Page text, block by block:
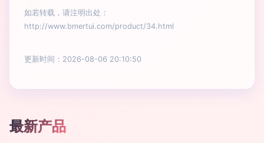
如若转载，请注明出处：
http://www.bmertui.com/product/34.html
更新时间：2026-08-06 20:10:50
最新产品